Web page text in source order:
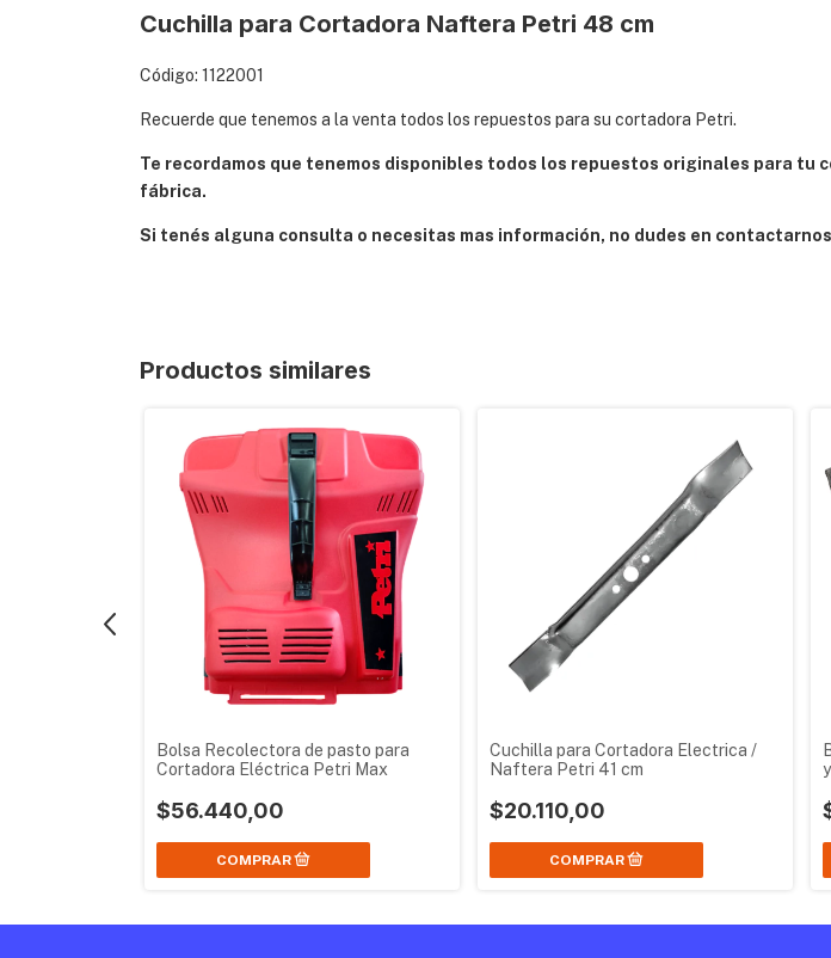
Cuchilla para Cortadora Naftera Petri 48 cm
Código: 1122001
Recuerde que tenemos a la venta todos los repuestos para su cortadora Petri.
Te recordamos que tenemos disponibles todos los repuestos originales para
fábrica.
Si tenés alguna consulta o necesitas mas información, no dudes en
Productos similares
Bolsa Recolectora de pasto para
Cortadora Eléctrica Petri Max
$56.440,00
Cuchilla para Cortadora Electrica /
Naftera Petri 41 cm
$20.110,00